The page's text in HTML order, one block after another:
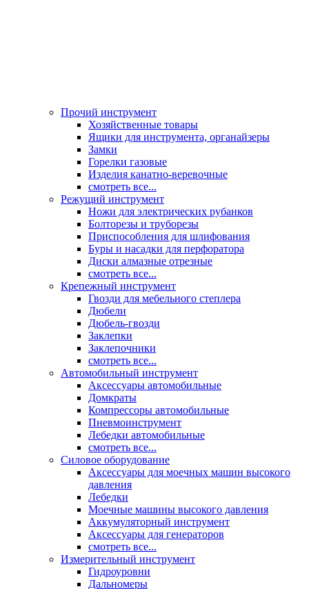
Прочий инструмент
Хозяйственные товары
Ящики для инструмента, органайзеры
Замки
Горелки газовые
Изделия канатно-веревочные
смотреть все...
Режущий инструмент
Ножи для электрических рубанков
Болторезы и труборезы
Приспособления для шлифования
Буры и насадки для перфоратора
Диски алмазные отрезные
смотреть все...
Крепежный инструмент
Гвозди для мебельного степлера
Дюбели
Дюбель-гвозди
Заклепки
Заклепочники
смотреть все...
Автомобильный инструмент
Аксессуары автомобильные
Домкраты
Компрессоры автомобильные
Пневмоинструмент
Лебедки автомобильные
смотреть все...
Силовое оборудование
Аксессуары для моечных машин высокого
давления
Лебедки
Моечные машины высокого давления
Аккумуляторный инструмент
Аксессуары для генераторов
смотреть все...
Измерительный инструмент
Гидроуровни
Дальномеры